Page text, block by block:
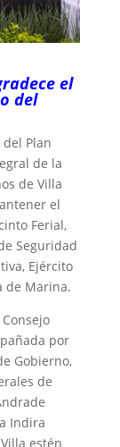
el
del
Plan
de la
de Villa
el
Ferial,
Seguridad
Ejército
de Marina.
por
Gobierno,
de
Indira
estén